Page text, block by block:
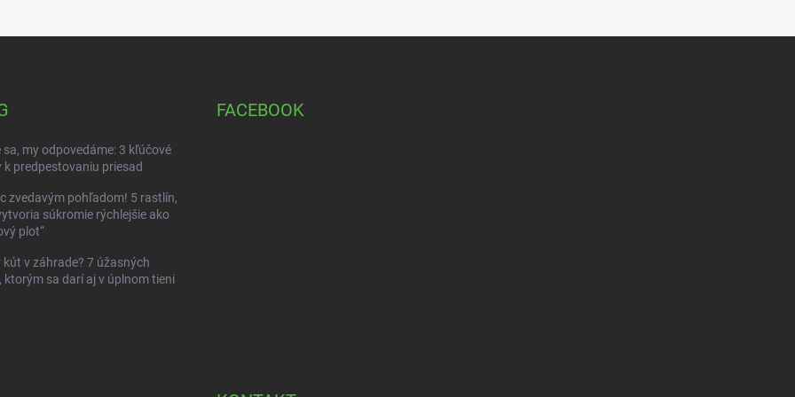
sa, my odpovedáme: 3 kľúčové
k predpestovaniu priesad
zvedavým pohľadom! 5 rastlín,
súkromie rýchlejšie ako
plot“
kút v záhrade? 7 úžasných
ktorým sa darí aj v úplnom tieni
FACEBOOK